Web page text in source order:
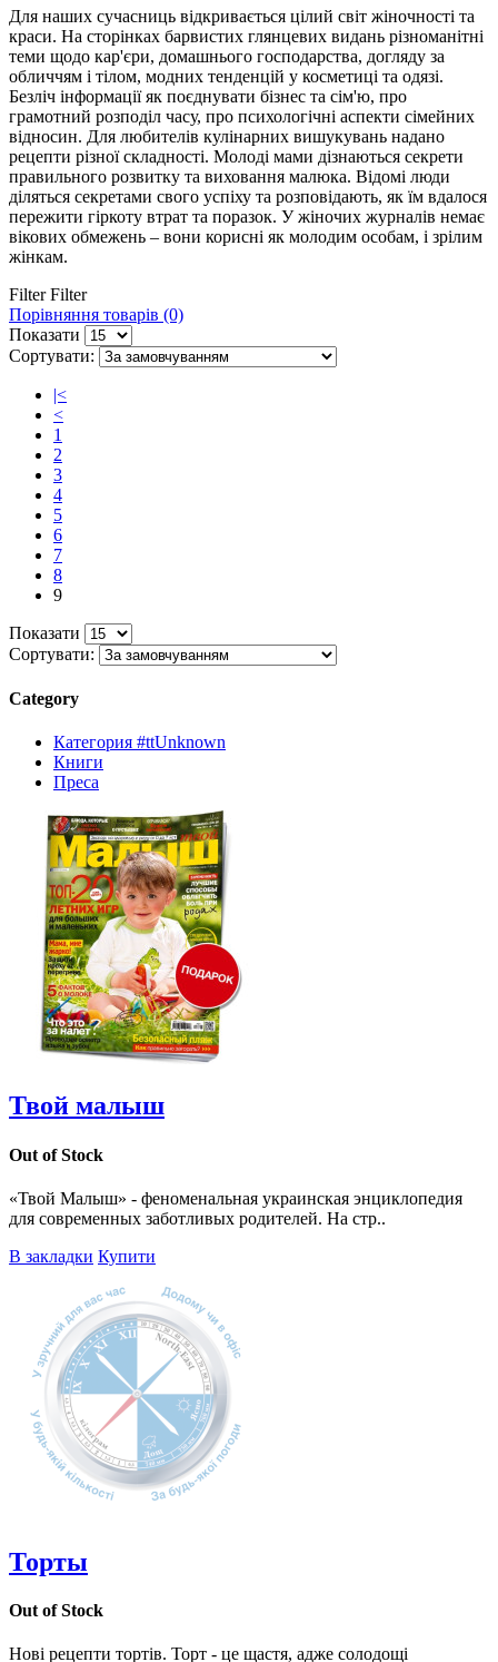
Для наших сучасниць відкривається цілий світ жіночності та
краси. На сторінках барвистих глянцевих видань різноманітні
теми щодо кар'єри, домашнього господарства, догляду за
обличчям і тілом, модних тенденцій у косметиці та одязі.
Безліч інформації як поєднувати бізнес та сім'ю, про
грамотний розподіл часу, про психологічні аспекти сімейних
відносин. Для любителів кулінарних вишукувань надано
рецепти різної складності. Молоді мами дізнаються секрети
правильного розвитку та виховання малюка. Відомі люди
діляться секретами свого успіху та розповідають, як їм вдалося
пережити гіркоту втрат та поразок. У жіночих журналів немає
вікових обмежень – вони корисні як молодим особам, і зрілим
жінкам.
Filter Filter
Порівняння товарів (0)
Показати
Сортувати:
|<
<
1
2
3
4
5
6
7
8
9
Показати
Сортувати:
Category
Категория #ttUnknown
Книги
Преса
Твой малыш
Out of Stock
«Твой Малыш» - феноменальная украинская энциклопедия
для современных заботливых родителей. На стр..
В закладки Купити
Торты
Out of Stock
Нові рецепти тортів. Торт - це щастя, адже солодощі